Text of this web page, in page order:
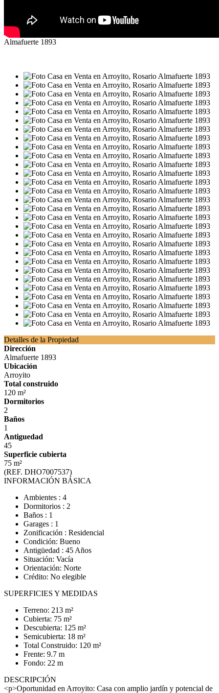
Almafuerte 1893
Detalles de la Propiedad
Dirección
Almafuerte 1893
Ubicación
Arroyito
Total construido
120 m²
Dormitorios
2
Baños
1
Antiguedad
45
Superficie cubierta
75 m²
(REF. DHO7007537)
INFORMACIÓN BÁSICA
Ambientes : 4
Dormitorios : 2
Baños : 1
Garages : 1
Zonificación : Residencial
Condición: Bueno
Antigüedad : 45 Años
Situación: Vacía
Orientación: Norte
Crédito: No elegible
SUPERFICIES Y MEDIDAS
Terreno: 213 m²
Cubierta: 75 m²
Descubierta: 125 m²
Semicubierta: 18 m²
Total Construido: 120 m²
Frente: 9.7 m
Fondo: 22 m
DESCRIPCIÓN
<p>Oportunidad en Arroyito: Casa con amplio jardín y potencial de